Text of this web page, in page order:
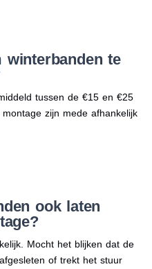
winterbanden te
tussen de €15 en €25
zijn mede afhankelijk
ook laten
Mocht het blijken dat de
of trekt het stuur